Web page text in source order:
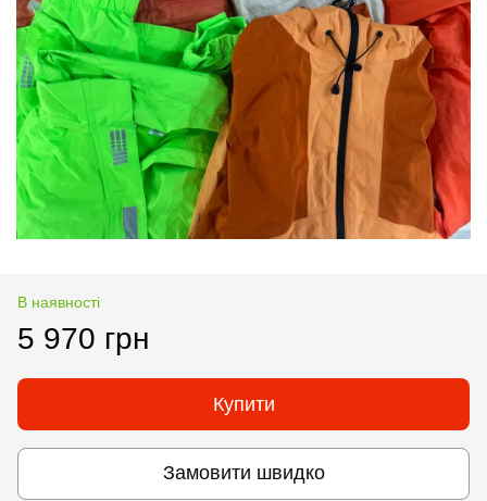
В наявності
5 970 грн
Купити
Замовити швидко